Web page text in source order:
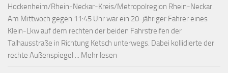
Hockenheim/Rhein-Neckar-Kreis/Metropolregion Rhein-Neckar.
Am Mittwoch gegen 11:45 Uhr war ein 20-jähriger Fahrer eines
Klein-Lkw auf dem rechten der beiden Fahrstreifen der
Talhausstraße in Richtung Ketsch unterwegs. Dabei kollidierte der
rechte Außenspiegel ... Mehr lesen